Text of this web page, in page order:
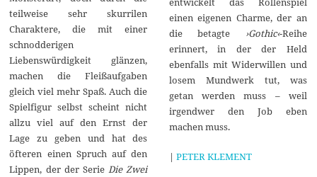
teilweise sehr skurrilen
Charaktere, die mit einer
schnodderigen
Liebenswürdigkeit glänzen,
machen die Fleißaufgaben
gleich viel mehr Spaß. Auch die
Spielfigur selbst scheint nicht
allzu viel auf den Ernst der
Lage zu geben und hat des
öfteren einen Spruch auf den
Lippen, der der Serie Die Zwei
einen eigenen Charme, der an
die betagte ›Gothic‹-Reihe
erinnert, in der der Held
ebenfalls mit Widerwillen und
losem Mundwerk tut, was
getan werden muss – weil
irgendwer den Job eben
machen muss.
| PETER KLEMENT